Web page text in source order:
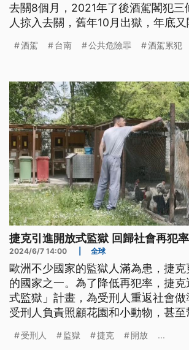
去關8個月，2021年了後酒駕閣犯三
人掠入去關，舊年10月出獄，年底
個月。（這條新聞標題、前言是臺語
酒駕 台南 公共危險罪 酒駕累犯
捷克引進開放式監獄 回歸社會再犯
2024/6/7 14:00 全球
歐洲不少國家的監獄人滿為患，捷
的國家之一。為了降低再犯率，捷
式監獄」計畫，為受刑人重返社會
受刑人負責照顧花園和小動物，甚
社會。
受刑人 監獄 捷克 開放 ...